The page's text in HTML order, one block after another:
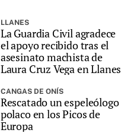
LLANES
La Guardia Civil agradece
el apoyo recibido tras el
asesinato machista de
Laura Cruz Vega en Llanes
CANGAS DE ONÍS
Rescatado un espeleólogo
polaco en los Picos de
Europa